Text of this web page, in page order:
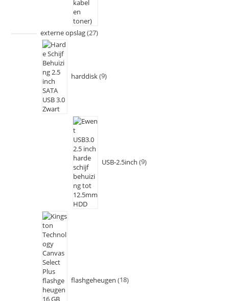
externe opslag 27
harddisk 9
USB-2.5inch 9
flashgeheugen 18